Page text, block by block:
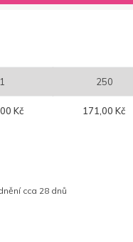
1 250
Kč 171,00 Kč
cca 28 dnů